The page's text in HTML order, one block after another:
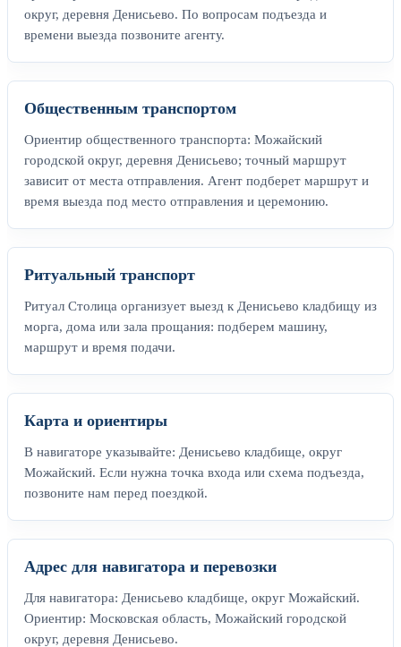
округ, деревня Денисьево. По вопросам подъезда и
времени выезда позвоните агенту.
Общественным транспортом
Ориентир общественного транспорта: Можайский
городской округ, деревня Денисьево; точный маршрут
зависит от места отправления. Агент подберет маршрут и
время выезда под место отправления и церемонию.
Ритуальный транспорт
Ритуал Столица организует выезд к Денисьево кладбищу из
морга, дома или зала прощания: подберем машину,
маршрут и время подачи.
Карта и ориентиры
В навигаторе указывайте: Денисьево кладбище, округ
Можайский. Если нужна точка входа или схема подъезда,
позвоните нам перед поездкой.
Адрес для навигатора и перевозки
Для навигатора: Денисьево кладбище, округ Можайский.
Ориентир: Московская область, Можайский городской
округ, деревня Денисьево.